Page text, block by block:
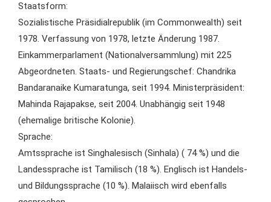
Staatsform:
Sozialistische Präsidialrepublik (im Commonwealth) seit
1978. Verfassung von 1978, letzte Änderung 1987.
Einkammerparlament (Nationalversammlung) mit 225
Abgeordneten. Staats- und Regierungschef: Chandrika
Bandaranaike Kumaratunga, seit 1994. Ministerpräsident:
Mahinda Rajapakse, seit 2004. Unabhängig seit 1948
(ehemalige britische Kolonie).
Sprache:
Amtssprache ist Singhalesisch (Sinhala) ( 74 %) und die
Landessprache ist Tamilisch (18 %). Englisch ist Handels-
und Bildungssprache (10 %). Malaiisch wird ebenfalls